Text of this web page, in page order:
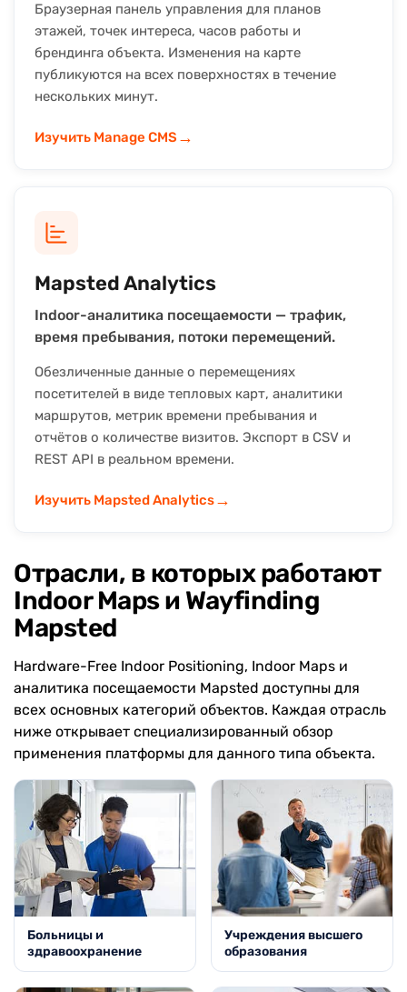
Браузерная панель управления для планов
этажей, точек интереса, часов работы и
брендинга объекта. Изменения на карте
публикуются на всех поверхностях в течение
нескольких минут.
Изучить Manage CMS →
Mapsted Analytics
Indoor-аналитика посещаемости — трафик,
время пребывания, потоки перемещений.
Обезличенные данные о перемещениях
посетителей в виде тепловых карт, аналитики
маршрутов, метрик времени пребывания и
отчётов о количестве визитов. Экспорт в CSV и
REST API в реальном времени.
Изучить Mapsted Analytics→
Отрасли, в которых работают
Indoor Maps и Wayfinding
Mapsted
Hardware-Free Indoor Positioning, Indoor Maps и
аналитика посещаемости Mapsted доступны для
всех основных категорий объектов. Каждая отрасль
ниже открывает специализированный обзор
применения платформы для данного типа объекта.
Больницы и
здравоохранение
Учреждения высшего
образования